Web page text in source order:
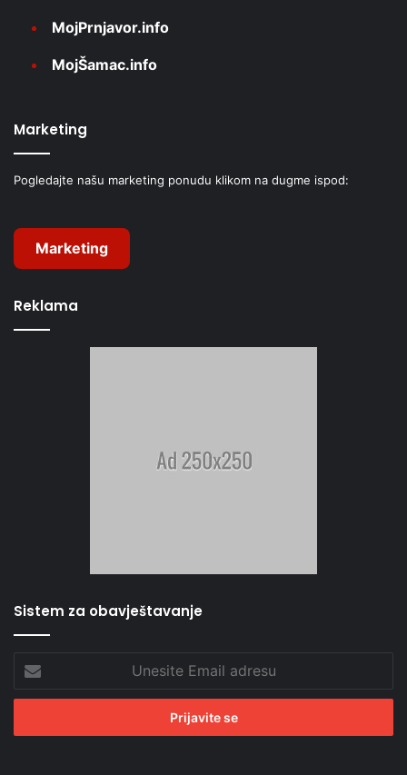
MojPrnjavor.info
MojŠamac.info
Marketing
Pogledajte našu marketing ponudu klikom na dugme ispod:
Marketing
Reklama
Sistem za obavještavanje
Email
adresu